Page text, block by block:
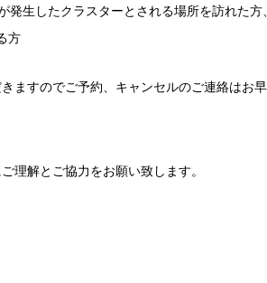
発生したクラスターとされる場所を訪れた
方
ますのでご予約、キャンセルのご連絡はお
理解とご協力をお願い致します。